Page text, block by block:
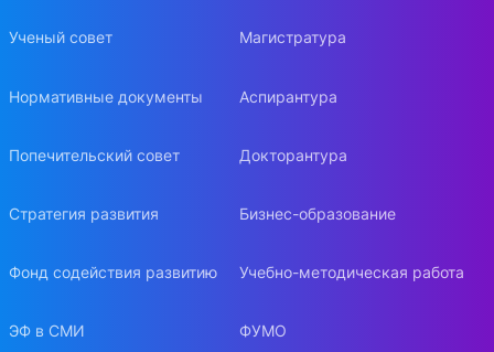
Ученый совет
Нормативные документы
Попечительский совет
Стратегия развития
Фонд содействия развитию
ЭФ в СМИ
Магистратура
Аспирантура
Докторантура
Бизнес-образование
Учебно-методическая работа
ФУМО